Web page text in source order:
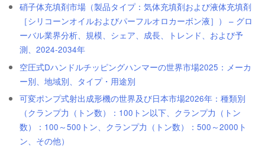
硝子体充填剤市場（製品タイプ：気体充填剤および液体充填剤
［シリコーンオイルおよびパーフルオロカーボン液］） – グロ
ーバル業界分析、規模、シェア、成長、トレンド、および予
測、2024-2034年
空圧式Dハンドルチッピングハンマーの世界市場2025：メーカ
ー別、地域別、タイプ・用途別
可変ポンプ式射出成形機の世界及び日本市場2026年：種類別
（クランプ力（トン数）：100トン以下、クランプ力（トン
数）：100～500トン、クランプ力（トン数）：500～2000ト
ン、その他）